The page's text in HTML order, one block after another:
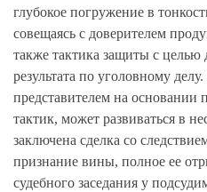
глубокое погружение в
совещаясь с доверителем
также тактика защиты с целью
результата по уголовному
представителем на основании
тактик, может развиваться в
заключена сделка со
признание вины, полное ее
судебного заседания у